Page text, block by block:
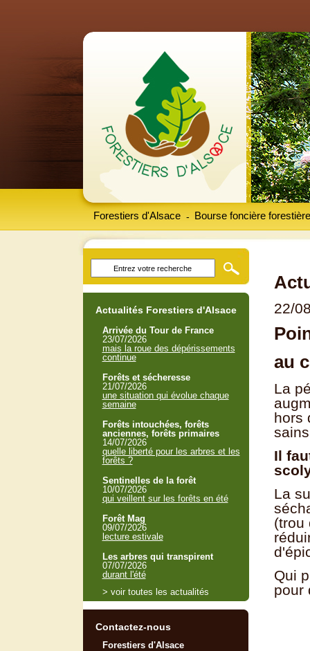
Forestiers d'Alsace Bourse foncière forestière
-
22/
au
La
hors
Il
La
(trou
Qui
pour
Actualités Forestiers d'Alsace
Arrivée du Tour de France
23/07/2026
mais la roue des dépérissements
continue
Forêts et sécheresse
21/07/2026
une situation qui évolue chaque
semaine
Forêts intouchées, forêts
anciennes, forêts primaires
14/07/2026
quelle liberté pour les arbres et les
forêts ?
Sentinelles de la forêt
10/07/2026
qui veillent sur les forêts en été
Forêt Mag
09/07/2026
lecture estivale
Les arbres qui transpirent
07/07/2026
durant l'été
> voir toutes les actualités
Contactez-nous
Forestiers d'Alsace